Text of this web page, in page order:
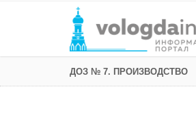
ДОЗ № 7. ПРОИЗВОДСТВО